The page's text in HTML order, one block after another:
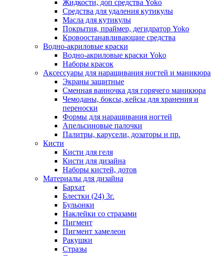
Жидкости, доп средства Yoko
Средства для удаления кутикулы
Масла для кутикулы
Покрытия, праймер, дегидратор Yoko
Кровоостанавливающие средства
Водно-акриловые краски
Водно-акриловые краски Yoko
Наборы красок
Аксессуары для наращивания ногтей и маникюра
Экраны защитные
Сменная ванночка для горячего маникюра
Чемоданы, боксы, кейсы для хранения и
переноски
Формы для наращивания ногтей
Апельсиновые палочки
Палитры, карусели, дозаторы и пр.
Кисти
Кисти для геля
Кисти для дизайна
Наборы кистей, дотов
Материалы для дизайна
Бархат
Блестки (24) 3г.
Бульонки
Наклейки со стразами
Пигмент
Пигмент хамелеон
Ракушки
Стразы